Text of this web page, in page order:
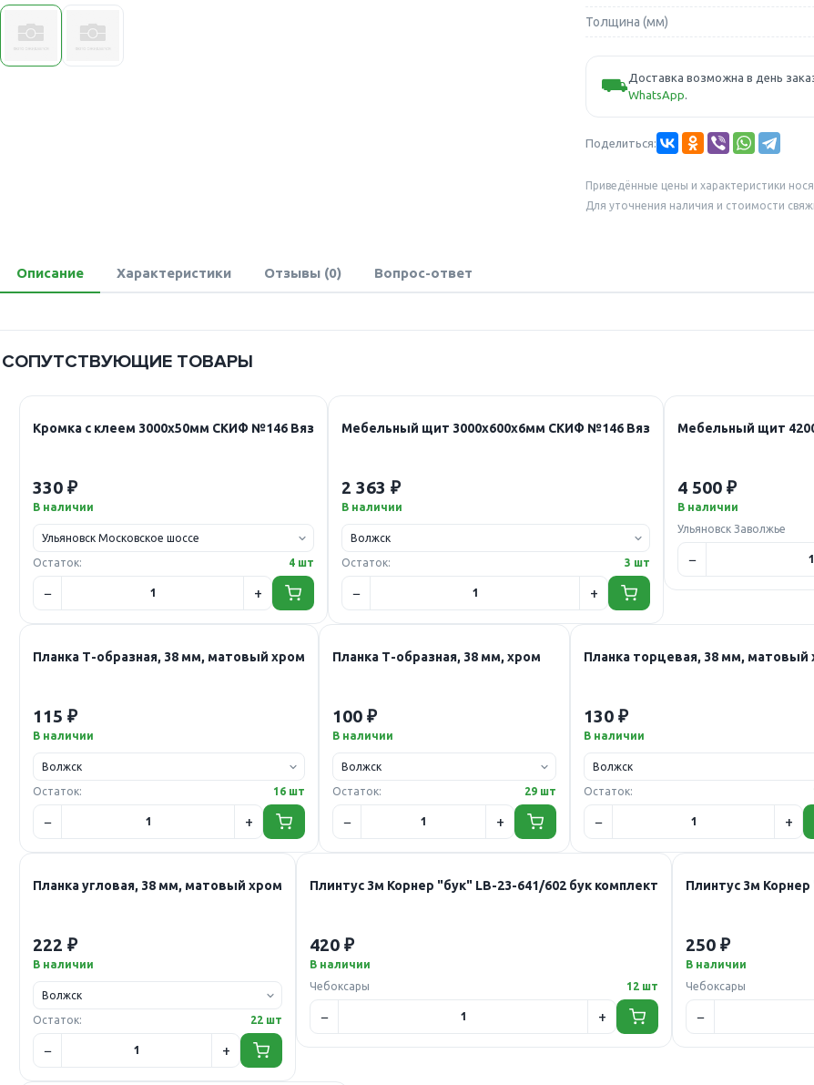
Толщина (мм)
⛟Доставка возможна в день
WhatsApp
Поделиться:
Приведённые цены и характеристики
Для уточнения наличия и стоимости
Описание Характеристики Отзывы (0) Вопрос-ответ
СОПУТСТВУЮЩИЕ ТОВАРЫ
Кромка с клеем 3000х50мм СКИФ №146 Вяз
330 ₽
В наличии
Остаток: 4 шт
Мебельный щит 3000х600х6мм СКИФ №146 Вяз
2 363 ₽
В наличии
Остаток: 3 шт
Мебельный щит
4 500 ₽
В наличии
Ульяновск Заволжье
Планка Т-образная, 38 мм, матовый хром
115 ₽
В наличии
Остаток: 16 шт
Планка Т-образная, 38 мм, хром
100 ₽
В наличии
Остаток: 29 шт
Планка торцевая, 38 мм, матовый
130 ₽
В наличии
Остаток:
Планка угловая, 38 мм, матовый хром
222 ₽
В наличии
Остаток: 22 шт
Плинтус 3м Корнер "бук" LB-23-641/602 бук комплект
420 ₽
В наличии
Чебоксары
12 шт
Плинтус 3м
250 ₽
В наличии
Чебоксары